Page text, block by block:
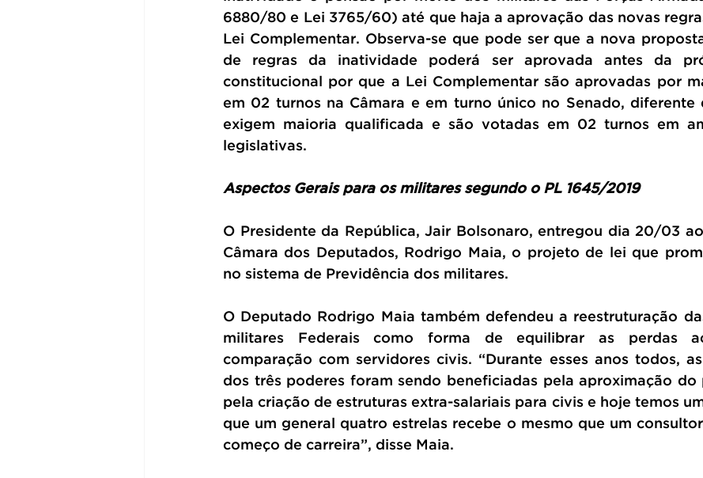
6880/80 e Lei 3765/60) até que haja a aprovação das novas
Lei Complementar. Observa-se que pode ser que a nova
de regras da inatividade poderá ser aprovada antes da
constitucional por que a Lei Complementar são aprovadas por
em 02 turnos na Câmara e em turno único no Senado, diferente
exigem maioria qualificada e são votadas em 02 turnos em
legislativas.
Aspectos Gerais para os militares segundo o PL 1645/2019
O Presidente da República, Jair Bolsonaro, entregou dia 20/03
Câmara dos Deputados, Rodrigo Maia, o projeto de lei que
no sistema de Previdência dos militares.
O Deputado Rodrigo Maia também defendeu a reestruturação
militares Federais como forma de equilibrar as perdas
comparação com servidores civis. “Durante esses anos todos,
dos três poderes foram sendo beneficiadas pela aproximação
pela criação de estruturas extra-salariais para civis e hoje temos
que um general quatro estrelas recebe o mesmo que um
começo de carreira”, disse Maia.